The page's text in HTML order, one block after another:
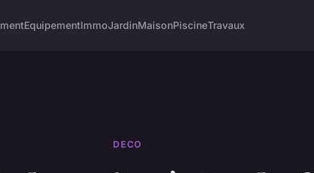
EquipementImmoJardinMaisonPiscineTravaux
DECO